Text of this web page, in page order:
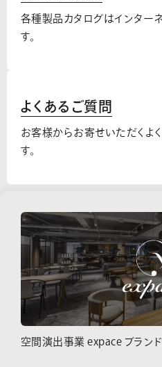
各種製品カタログはインター
す。
よくあるご質問
お客様からお寄せいただくよ
す。
空間演出事業 expace ブランド